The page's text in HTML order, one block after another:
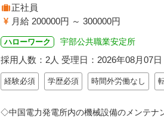
正社員
月給 200000円 ～ 300000円
ハローワーク 宇部公共職業安定所
採用人数：2人 受理日： 2026年08月07日
経験必須 学歴必須 時間外労働なし
◇中国電力発電所内の機械設備のメンテナ